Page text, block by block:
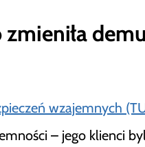
zmieniła
wzajemnych
– jego klienci